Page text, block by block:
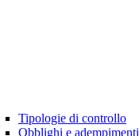
Tipologie di controllo
Obblighi e adempimenti